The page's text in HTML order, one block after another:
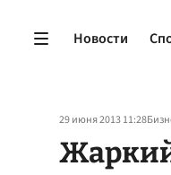
Новости
29 июня 2013 11:28